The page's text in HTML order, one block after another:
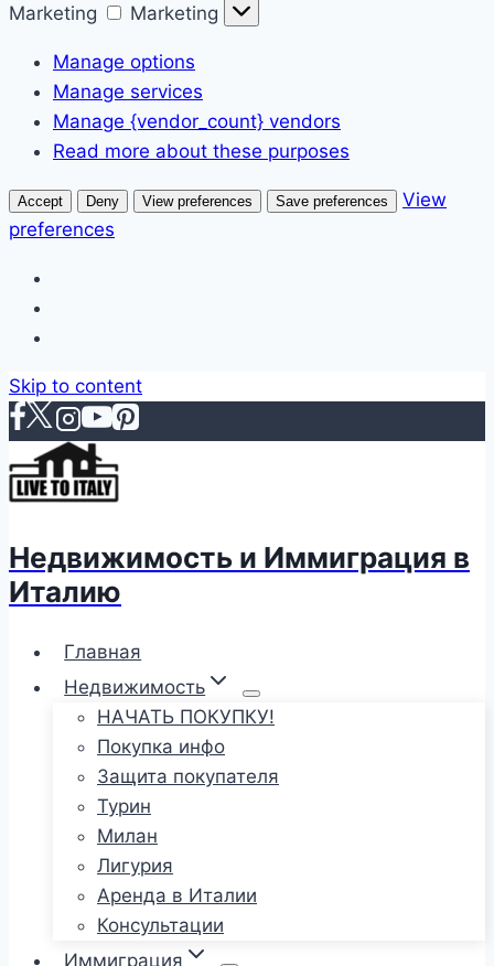
Marketing
Marketing
Manage options
Manage services
Manage {vendor_count} vendors
Read more about these purposes
Accept Deny View preferences Save preferences
View
preferences
Skip to content
Недвижимость и Иммиграция в
Италию
Главная
Недвижимость
НАЧАТЬ ПОКУПКУ!
Покупка инфо
Защита покупателя
Турин
Милан
Лигурия
Аренда в Италии
Консультации
Иммиграция